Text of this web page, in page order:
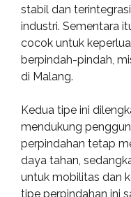
stabil dan
industri. Sementara
cocok untuk
berpindah-pindah,
di Malang.
Kedua tipe ini
mendukung
perpindahan tetap
daya tahan,
untuk mobilitas dan
tipe perpindahan ini